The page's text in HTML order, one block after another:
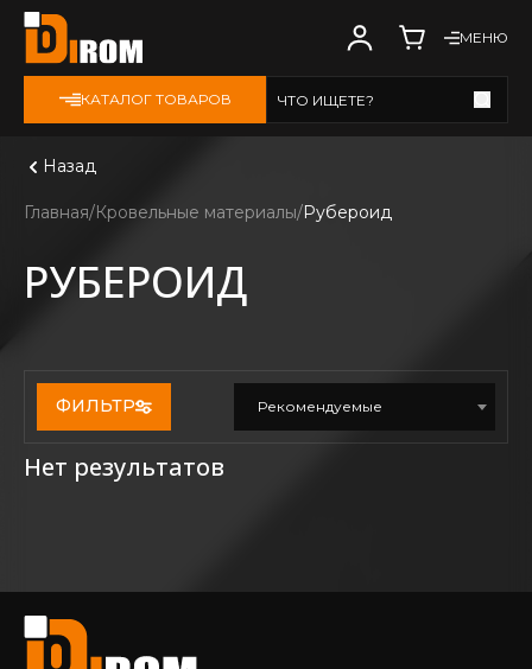
МЕНЮ
КАТАЛОГ ТОВАРОВ ЧТО ИЩЕТЕ?
Назад
Главная Кровельные материалы Рубероид
РУБЕРОИД
ФИЛЬТР Рекомендуемые
Нет результатов